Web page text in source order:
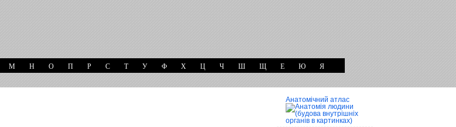
М Н О П Р С Т У Ф Х Ц Ч Ш Щ Е Ю Я
Анатомічний атлас